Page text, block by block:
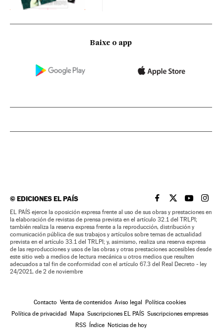
Baixe o app
©EDICIONES EL PAÍS EL PAÍS BRASIL EN
EL PAÍSEL PAÍS
EL
EL PAÍS ejerce la oposición expresa frente al uso de sus obras y prestaciones en
la elaboración de revistas de prensa prevista en el artículo 32.1 del TRLPI;
también realiza la reserva expresa frente a la reproducción, distribución y
comunicación pública de sus trabajos y artículos sobre temas de actualidad
prevista en el artículo 33.1 del TRLPI; y, asimismo, realiza una reserva expresa
de las reproducciones y usos de las obras y otras prestaciones accesibles desde
este sitio web a medios de lectura mecánica u otros medios que resulten
adecuados a tal fin de conformidad con el artículo 67.3 del Real Decreto - ley
24/2021, de 2 de noviembre
Contacto Venta de contenidos Aviso legal Política cookies
Política de privacidad Mapa Suscripciones EL PAÍS Suscripciones empresas
RSS Índice Noticias de hoy